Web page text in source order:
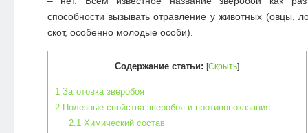
способности вызывать отравление у животных (овцы,
скот, особенно молодые особи).
Содержание статьи: [Скрыть]
1Заготовка зверобоя
2Полезные свойства зверобоя и противопоказания
2.1Химический состав